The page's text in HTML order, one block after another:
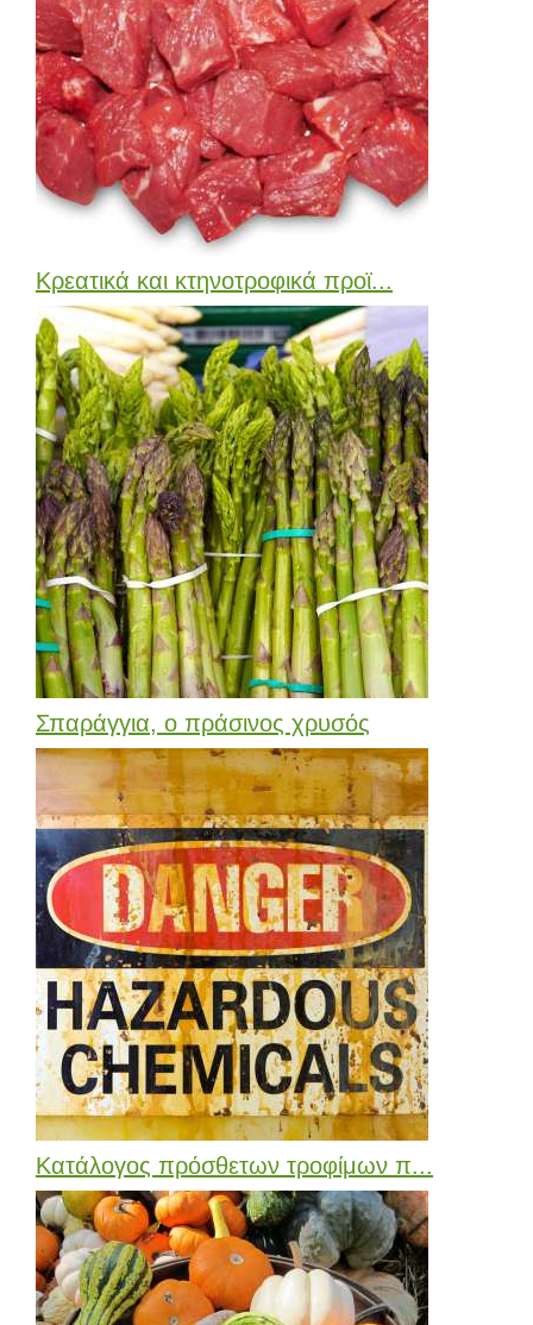
Κρεατικά και κτηνοτροφικά προϊ...
Σπαράγγια, ο πράσινος χρυσός
Κατάλογος πρόσθετων τροφίμων π...